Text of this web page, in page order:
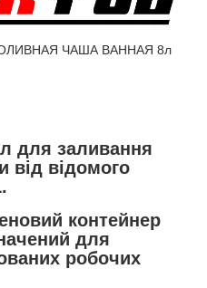
для заливання
від відомого
контейнер
для
робочих